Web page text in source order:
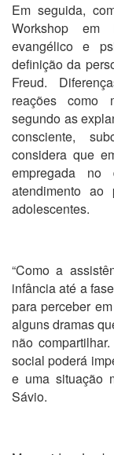
Em seguida,
Workshop em
evangélico e
definição da
Freud.
reações como
segundo as
consciente,
considera que
empregada
atendimento ao
adolescentes.
“Como a
infância até a
para perceber
alguns dramas
não
social poderá
e uma situação
Sávio.